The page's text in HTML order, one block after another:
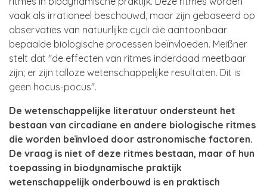
vaak als irrationeel beschouwd, maar zijn gebaseerd op
observaties van natuurlijke cycli die aantoonbaar
bepaalde biologische processen beïnvloeden. Meißner
stelt dat "de effecten van ritmes inderdaad meetbaar
zijn; er zijn talloze wetenschappelijke resultaten. Dit is
geen hocus-pocus".
De wetenschappelijke literatuur ondersteunt het
bestaan van circadiane en andere biologische ritmes
die worden beïnvloed door astronomische factoren.
De vraag is niet of deze ritmes bestaan, maar of hun
toepassing in biodynamische praktijk
wetenschappelijk onderbouwd is en praktisch